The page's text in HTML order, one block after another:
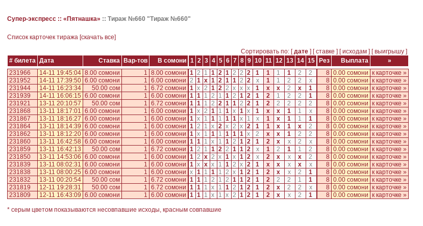
Супер-экспресс :: «Пятнашка» :: Тираж №660 "Тираж №660"
Cписок карточек тиража [скачать все]
Сортировать по: [дате ] [ставке ] [исходам ] [выигрышу ]
# билета Дата Ставка Вар-тов В сомони 1 2 3 4 5 6 7 8 9 10 11 12 13 14 15 Рез Выплата
»
231966
14-11 19:45:04 8.00 сомони 1 8.00 сомони 1 2 1 1 2 1 2 2 2 1 1 1 1 2 2 8 0.00 сомони к карточке »
231952
14-11 17:39:50 6.00 сомони 1 6.00 сомони 2 1 x 1 2 1 1 2 2 x 1 1 2 2 x 8 0.00 сомони к карточке »
231944
14-11 16:23:34 50.00 сом 1 6.72 сомони 1 x 2 1 2 2 x x x 1 x x 2 x 1 8 0.00 сомони к карточке »
231939
14-11 16:06:15 6.00 сомони 1 6.00 сомони 1 1 1 2 1 1 2 1 2 1 2 1 2 2 1 8 0.00 сомони к карточке »
231921
13-11 20:10:57 50.00 сом 1 6.72 сомони 1 1 1 2 2 1 1 2 2 1 2 2 2 2 2 8 0.00 сомони к карточке »
231868
13-11 18:17:01 6.00 сомони 1 6.00 сомони 1 x 2 1 1 1 x 1 x 1 x x 1 1 x 8 0.00 сомони к карточке »
231867
13-11 18:16:27 6.00 сомони 1 6.00 сомони 1 x 1 1 1 1 1 x 1 x 1 x 1 1 1 8 0.00 сомони к карточке »
231864
13-11 18:14:39 6.00 сомони 1 6.00 сомони 1 2 1 x 2 x 2 x 2 1 1 x 1 x 2 8 0.00 сомони к карточке »
231862
13-11 18:12:20 6.00 сомони 1 6.00 сомони 1 x 1 1 1 1 1 1 x 2 x x 1 2 2 8 0.00 сомони к карточке »
231860
13-11 16:42:58 6.00 сомони 1 6.00 сомони 1 1 1 x 1 1 2 1 2 1 2 x x 2 x 8 0.00 сомони к карточке »
231859
13-11 16:42:13 50.00 сом 1 6.72 сомони 1 2 1 1 2 2 1 1 2 x 1 2 1 1 2 8 0.00 сомони к карточке »
231850
13-11 14:53:06 6.00 сомони 1 6.00 сомони 1 2 x 2 x 1 x 1 2 x 2 x x x 2 8 0.00 сомони к карточке »
231839
13-11 08:02:31 6.00 сомони 1 6.00 сомони 1 x x x 1 1 2 x 2 1 x x x x x 8 0.00 сомони к карточке »
231838
13-11 08:00:25 6.00 сомони 1 6.00 сомони x 1 1 1 1 2 x 1 2 1 2 x x 2 1 8 0.00 сомони к карточке »
231832
13-11 00:20:54 50.00 сом 1 6.72 сомони 1 1 1 2 1 2 1 1 2 1 2 2 2 1 1 8 0.00 сомони к карточке »
231819
12-11 19:28:31 50.00 сом 1 6.72 сомони 1 1 1 x 1 1 2 1 2 1 2 x 2 2 x 8 0.00 сомони к карточке »
231809
12-11 16:43:09 6.00 сомони 1 6.00 сомони 1 1 1 x 1 x 2 1 2 1 2 x x 2 1 8 0.00 сомони к карточке »
* серым цветом показываются несовпавшие исходы, красным совпавшие